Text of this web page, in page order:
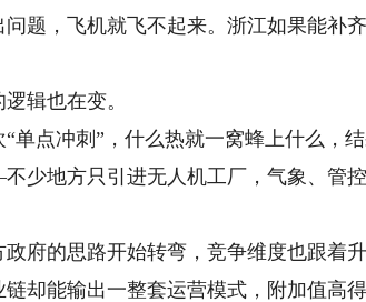
题，飞机就飞不起来。浙江如果能补
辑也在变。
点冲刺”，什么热就一窝蜂上什么，结
地方只引进无人机工厂，气象、管控
府的思路开始转弯，竞争维度也跟着
能输出一整套运营模式，附加值高